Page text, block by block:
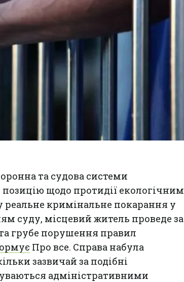
та судова системи
щодо протидії екологічним
кримінальне покарання у
суду, місцевий житель проведе за
грубе порушення правил
Про все. Справа набула
зазвичай за подібні
адміністративними